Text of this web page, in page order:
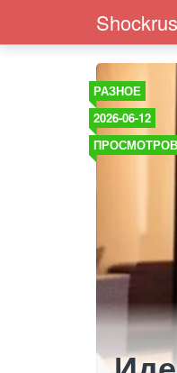
РАЗНОЕ
2026-06-12